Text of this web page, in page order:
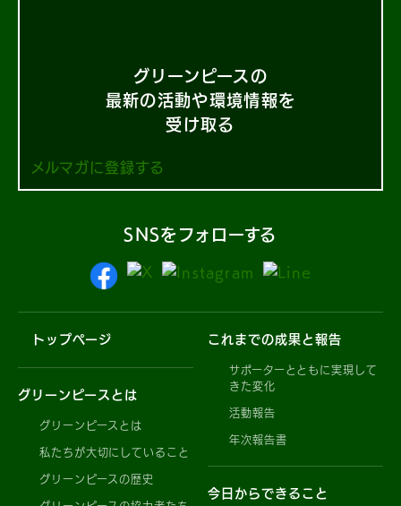
グリーンピースの
最新の活動や環境情報を
受け取る
メルマガに登録する
SNSをフォローする
トップページ
グリーンピースとは
グリーンピースとは
私たちが大切にしていること
グリーンピースの歴史
これまでの成果と報告
サポーターとともに実現して
きた変化
活動報告
年次報告書
今日からできること